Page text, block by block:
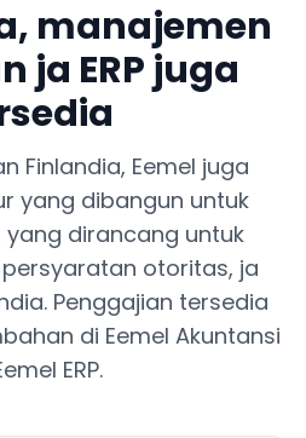
manajemen
ja ERP juga
Finlandia, Eemel juga
yang dibangun untuk
yang dirancang untuk
otoritas, ja
Penggajian tersedia
di Eemel Akuntansi
ERP.